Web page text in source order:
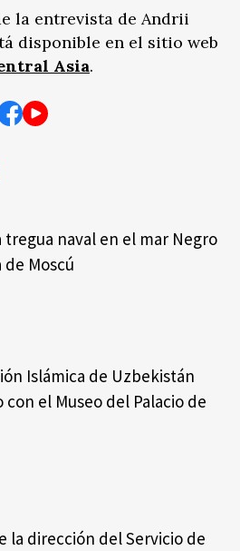
la entrevista de Andrii
disponible en el sitio web
Asia.
naval en el mar Negro
Moscú
Islámica de Uzbekistán
el Museo del Palacio de
la dirección del Servicio de